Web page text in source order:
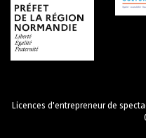
Licences d'entrepreneur de